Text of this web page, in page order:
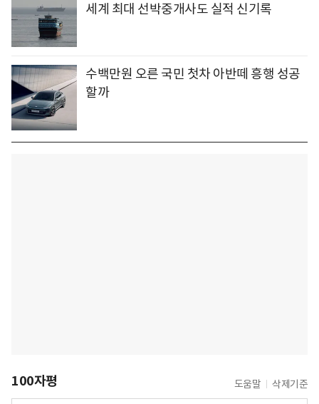
세계 최대 선박중개사도 실적 신기록
수백만원 오른 국민 첫차 아반떼 흥행 성공
할까
100자평 도움말 삭제기준